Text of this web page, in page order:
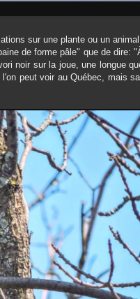
sur une plante ou un
de forme pâle" que de dire:
noir sur la joue, une longue
peut voir au Québec, mais